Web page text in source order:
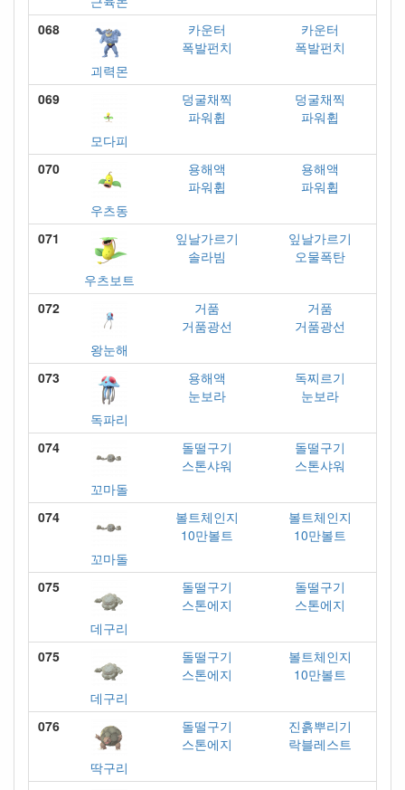
068
괴력몬
카운터
폭발펀치
카운터
폭발펀치
069
모다피
덩굴채찍
파워휩
덩굴채찍
파워휩
070
우츠동
용해액
파워휩
용해액
파워휩
071
우츠보트
잎날가르기
솔라빔
잎날가르기
오물폭탄
072
왕눈해
거품
거품광선
거품
거품광선
073
독파리
용해액
눈보라
독찌르기
눈보라
074
꼬마돌
돌떨구기
스톤샤워
돌떨구기
스톤샤워
074
꼬마돌
볼트체인지
10만볼트
볼트체인지
10만볼트
075
데구리
돌떨구기
스톤에지
돌떨구기
스톤에지
075
데구리
돌떨구기
스톤에지
볼트체인지
10만볼트
076
딱구리
돌떨구기
스톤에지
진흙뿌리기
락블레스트